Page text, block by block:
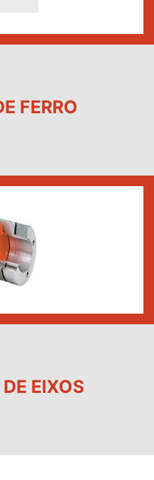
FERRO
EIXOS